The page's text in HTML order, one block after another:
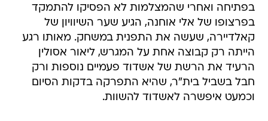
בפתיחה ואחרי שהמצלמות לא הפסיקו להתמקד
בפרצופו של אלי אוחנה, הגיע שער השיוויון של
קאלדיירה, שעשה את התפנית במשחק. מאותו רגע
הייתה רק קבוצה אחת על המגרש, ליאור אסולין
הרעיד את הרשת של אשדוד פעמיים נוספות ורק
חבל בשביל בית"ר, שהיא התפרקה בדקות הסיום
וכמעט איפשרה לאשדוד להשוות.